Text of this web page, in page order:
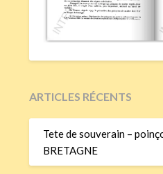
ARTICLES RÉCENTS
Tete de souverain –
BRETAGNE